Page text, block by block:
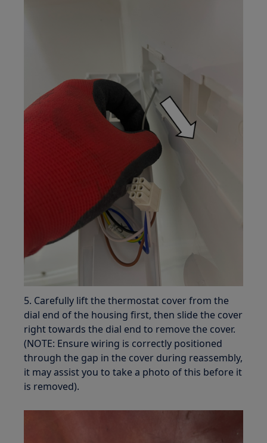
5. Carefully lift the thermostat cover from the
dial end of the housing first, then slide the cover
right towards the dial end to remove the cover.
(NOTE: Ensure wiring is correctly positioned
through the gap in the cover during reassembly,
it may assist you to take a photo of this before it
is removed).